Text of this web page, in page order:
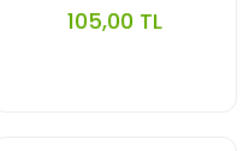
105,00 TL